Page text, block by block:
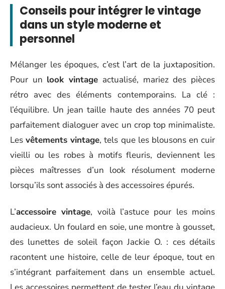
Conseils pour intégrer le vintage
dans un style moderne et
personnel
Mélanger les époques, c’est l’art de la juxtaposition.
Pour un look vintage actualisé, mariez des pièces
rétro avec des éléments contemporains. La clé :
l’équilibre. Un jean taille haute des années 70 peut
parfaitement dialoguer avec un crop top minimaliste.
Lesvêtements vintage, tels que les blousons en cuir
vieilli ou les robes à motifs fleuris, deviennent les
pièces maîtresses d’un look résolument moderne
lorsqu’ils sont associés à des accessoires épurés.
L’accessoire vintage, voilà l’astuce pour les moins
audacieux. Un foulard en soie, une montre à gousset,
des lunettes de soleil façon Jackie O. : ces détails
racontent une histoire, celle de leur époque, tout en
s’intégrant parfaitement dans un ensemble actuel.